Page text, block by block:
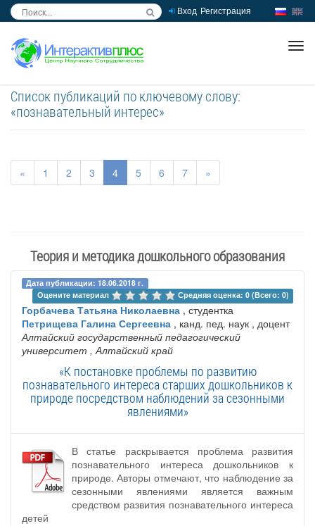
Вход Регистрация
Список публикаций по ключевому слову:
«познавательный интерес»
« 1 2 3 4 5 6 7 »
Теория и методика дошкольного образования
Дата публикации: 18.06.2018 г.
Оцените материал
Средняя оценка: 0 (Всего: 0)
Горбачева Татьяна Николаевна , студентка
Петрищева Галина Сергеевна , канд. пед. наук , доцент
Алтайский государственный педагогический
университет , Алтайский край
«К постановке проблемы по развитию
познавательного интереса старших дошкольников к
природе посредством наблюдений за сезонными
явлениями»
В статье раскрывается проблема развития
познавательного интереса дошкольников к
природе. Авторы отмечают, что наблюдение за
сезонными явлениями является важным
средством развития познавательного интереса
детей